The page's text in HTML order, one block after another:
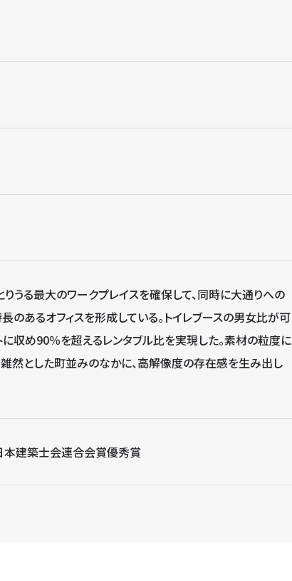
うる最大のワークプレイスを確保して、同時に大通りへの
のあるオフィスを形成している。トイレブースの男女比が可
に収め90％を超えるレンタブル比を実現した。素材の粒度に
雑然とした町並みのなかに、高解像度の存在感を生み出し
建築士会連合会賞優秀賞